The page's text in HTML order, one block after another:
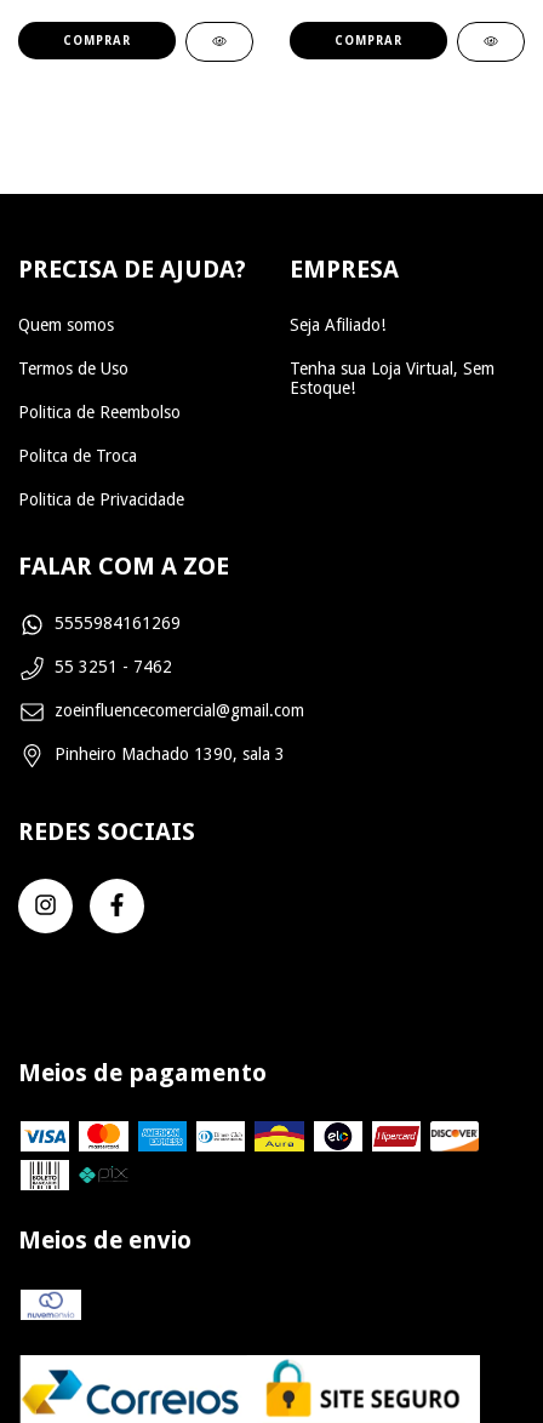
COMPRAR COMPRAR
PRECISA DE AJUDA?
Quem somos
Termos de Uso
Politica de Reembolso
Politca de Troca
Politica de Privacidade
EMPRESA
Seja Afiliado!
Tenha sua Loja Virtual, Sem
Estoque!
FALAR COM A ZOE
5555984161269
55 3251 - 7462
zoeinfluencecomercial@gmail.com
Pinheiro Machado 1390, sala 3
REDES SOCIAIS
Meios de pagamento
Meios de envio